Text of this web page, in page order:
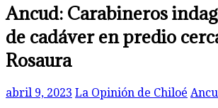
Ancud: Carabineros
de cadáver en predio
Rosaura
abril 9, 2023 La Opinión de Chiloé